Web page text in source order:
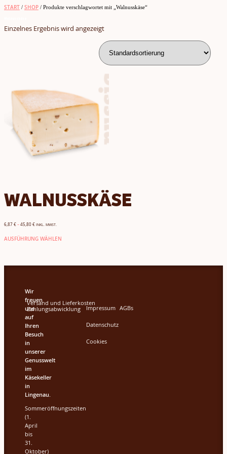
START / SHOP / Produkte verschlagwortet mit „Walnusskäse“
Einzelnes Ergebnis wird angezeigt
WALNUSSKÄSE
6,87€–45,80€ INKL. MWST.
AUSFÜHRUNG WÄHLEN
Wir
freuen
uns
auf
Ihren
Besuch
in
unserer
Genusswelt
im
Käsekeller
in
Lingenau.
Sommeröffnungszeiten
(1.
April
bis
31.
Oktober)
Versand und Lieferkosten
Zahlungsabwicklung
Impressum AGBs
Datenschutz
Cookies